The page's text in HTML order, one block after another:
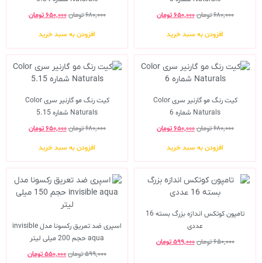
۶۸۰,۰۰۰تومان۶۵۰,۰۰۰ تومان
افزودن به سبد خرید
۶۸۰,۰۰۰تومان۶۵۰,۰۰۰ تومان
افزودن به سبد خرید
کیت رنگ مو گارنیر سری Color
Naturals شماره 6
۶۸۰,۰۰۰تومان۶۵۰,۰۰۰ تومان
افزودن به سبد خرید
کیت رنگ مو گارنیر سری Color
Naturals شماره 5.15
۶۸۰,۰۰۰تومان۶۵۰,۰۰۰ تومان
افزودن به سبد خرید
تامپون کوتکس اندازه بزرگ بسته 16
عددی
۶۵۰,۰۰۰تومان۵۹۹,۰۰۰ تومان
اسپری ضد تعریق رکسونا مدل invisible
aqua حجم 200 میلی لیتر
۵۹۹,۰۰۰تومان۵۵۰,۰۰۰تومان